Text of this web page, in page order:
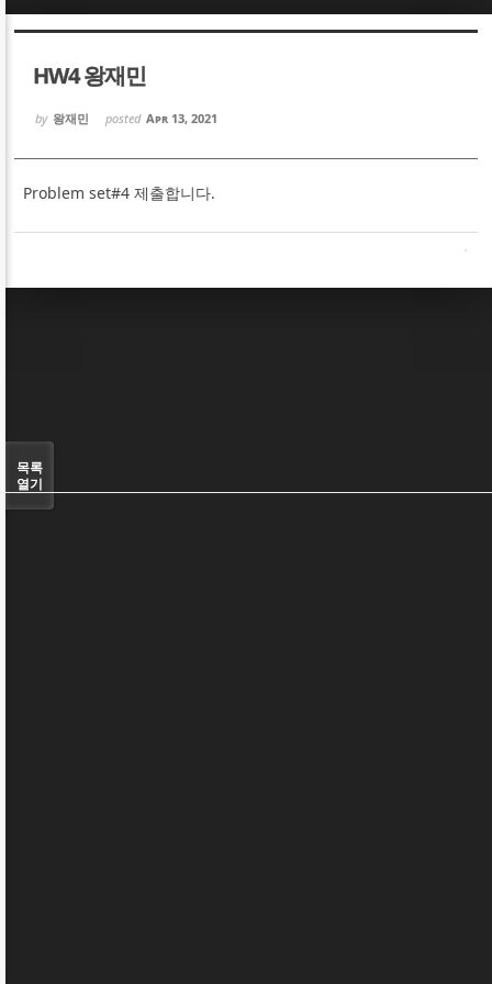
HW4 왕재민
by 왕재민 posted Apr 13, 2021
Problem set#4 제출합니다.
목록
열기
Sketchbook5, 스케치북5
Sketchbook5, 스케치북5
Sketchbook5, 스케치북5
Sketchbook5, 스케치북5